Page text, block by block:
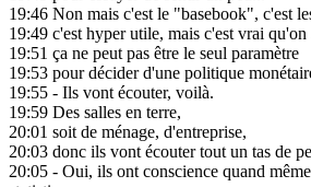
19:46 Non mais c'est le "basebook", c'est
19:49 c'est hyper utile, mais c'est vrai qu'on
19:51 ça ne peut pas être le seul paramètre
19:53 pour décider d'une politique
19:55 - Ils vont écouter, voilà.
19:59 Des salles en terre,
20:01 soit de ménage, d'entreprise,
20:03 donc ils vont écouter tout un tas de
20:05 - Oui, ils ont conscience quand